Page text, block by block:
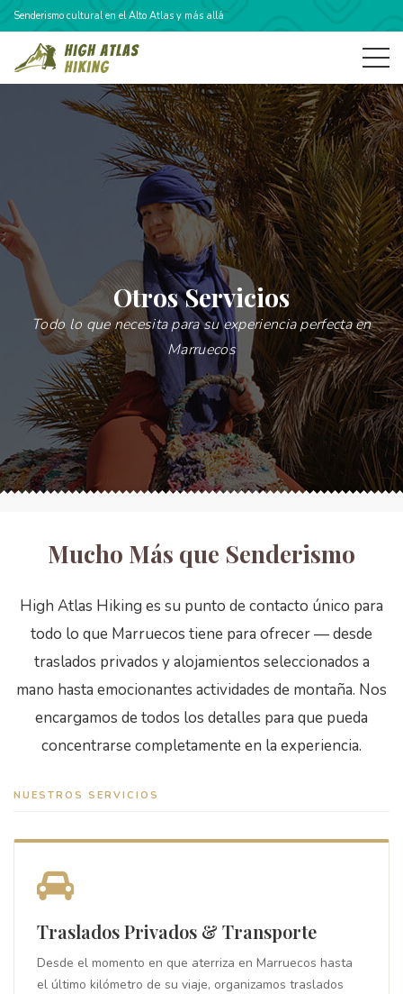
Senderismo cultural en el Alto Atlas y más allá
Otros Servicios
Todo lo que necesita para su experiencia perfecta en
Marruecos
Mucho Más que Senderismo
High Atlas Hiking es su punto de contacto único para
todo lo que Marruecos tiene para ofrecer — desde
traslados privados y alojamientos seleccionados a
mano hasta emocionantes actividades de montaña. Nos
encargamos de todos los detalles para que pueda
concentrarse completamente en la experiencia.
NUESTROS SERVICIOS
Traslados Privados & Transporte
Desde el momento en que aterriza en Marruecos hasta
el último kilómetro de su viaje, organizamos traslados